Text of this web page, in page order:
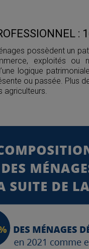
:
possèdent un
exploités ou
logique
ou passée. Plus
agriculteurs.